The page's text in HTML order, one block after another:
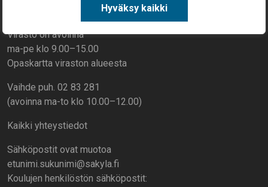
Hyväksy kaikki
Rantatie 268, 27800 Säkylä
Virasto on avoinna
ma-pe klo 9.00–15.00
Opaskartta viraston alueesta
Vaihde puh. 02 83 281
(avoinna ma-to klo 10.00–12.00)
Kaikki yhteystiedot
Sähköpostit ovat muotoa
etunimi.sukunimi@sakyla.fi
Koulujen henkilöstön sähköpostit: